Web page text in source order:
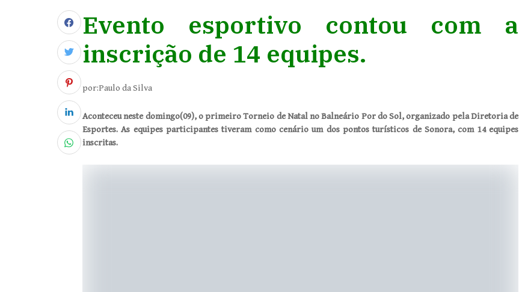
Evento esportivo contou com a
inscrição de 14 equipes.
por:Paulo da Silva
Aconteceu neste domingo(09), o primeiro Torneio de Natal no Balneário Por do Sol, organizado pela Diretoria de
Esportes. As equipes participantes tiveram como cenário um dos pontos turísticos de Sonora, com 14 equipes
inscritas.